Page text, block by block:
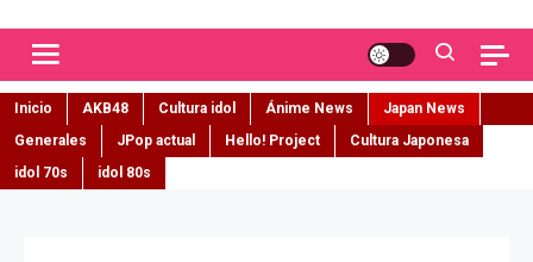
Inicio AKB48 Cultura idol Ánime News
Japan News
Generales
JPop actual Hello! Project
Cultura Japonesa
idol 70s
idol 80s